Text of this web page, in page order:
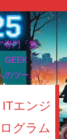
専門「無
GEEK
ツール
エンジ
グラム